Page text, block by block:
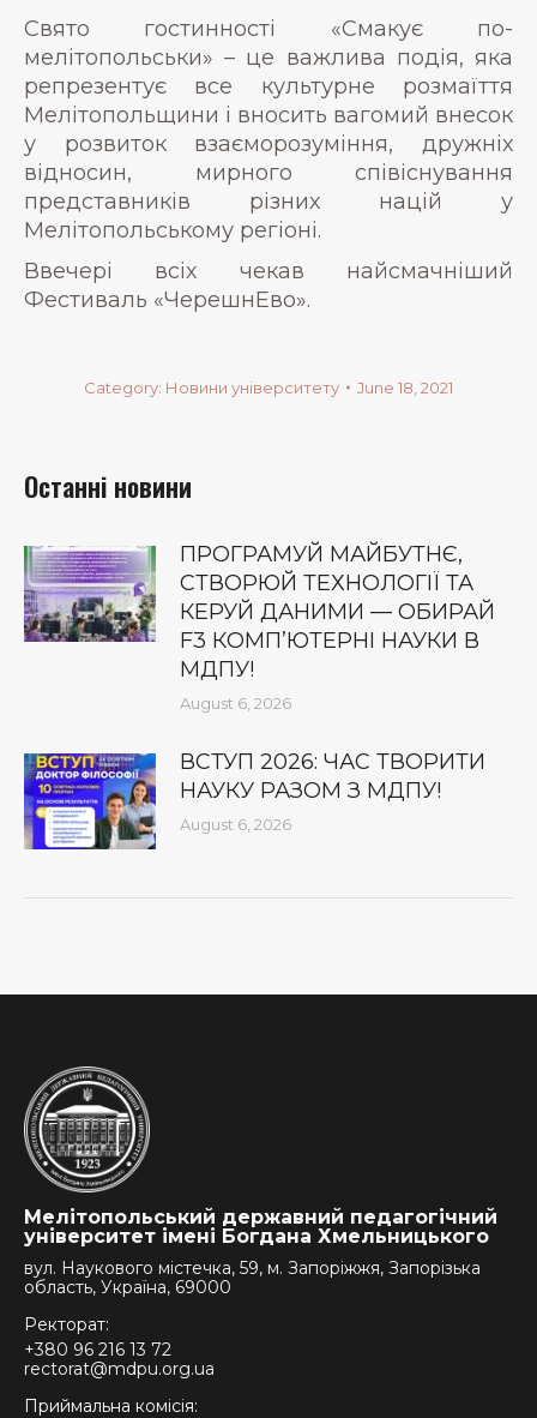
Свято гостинності «Смакує по-
мелітопольськи» – це важлива подія, яка
репрезентує все культурне розмаїття
Мелітопольщини і вносить вагомий внесок
у розвиток взаєморозуміння, дружніх
відносин, мирного співіснування
представників різних націй у
Мелітопольському регіоні.
Ввечері всіх чекав найсмачніший
Фестиваль «ЧерешнЕво».
Category: Новини університету June 18, 2021
Останні новини
ПРОГРАМУЙ МАЙБУТНЄ,
СТВОРЮЙ ТЕХНОЛОГІЇ ТА
КЕРУЙ ДАНИМИ — ОБИРАЙ
F3 КОМП’ЮТЕРНІ НАУКИ В
МДПУ!
August 6, 2026
ВСТУП 2026: ЧАС ТВОРИТИ
НАУКУ РАЗОМ З МДПУ!
August 6, 2026
Мелітопольський державний педагогічний
університет імені Богдана Хмельницького
вул. Наукового містечка, 59, м. Запоріжжя, Запорізька
область, Україна, 69000
Ректорат:
+380 96 216 13 72
rectorat@mdpu.org.ua
Приймальна комісія: